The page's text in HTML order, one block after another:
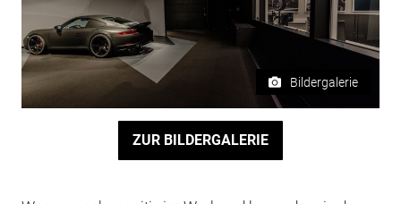
Bildergalerie
ZUR BILDERGALERIE